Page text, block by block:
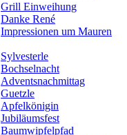
Grill Einweihung
Danke René
Impressionen um Mauren
Sylvesterle
Bochselnacht
Adventsnachmittag
Guetzle
Apfelkönigin
Jubiläumsfest
Baumwipfelpfad